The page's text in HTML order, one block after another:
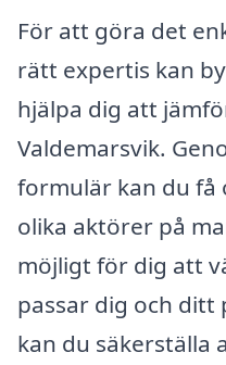
För att göra det
rätt expertis kan
hjälpa dig att
Valdemarsvik.
formulär kan du
olika aktörer på
möjligt för dig att
passar dig och ditt
kan du säkerställa